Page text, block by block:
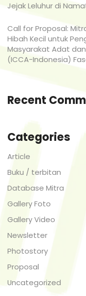
Jejak Leluhur di
Call for Proposal:
Hibah Kecil untuk
Masyarakat Adat
(ICCA-Indonesia)
Recent
Categories
Article
Buku / terbitan
Database Mitra
Gallery Foto
Gallery Video
Newsletter
Photostory
Proposal
Uncategorized